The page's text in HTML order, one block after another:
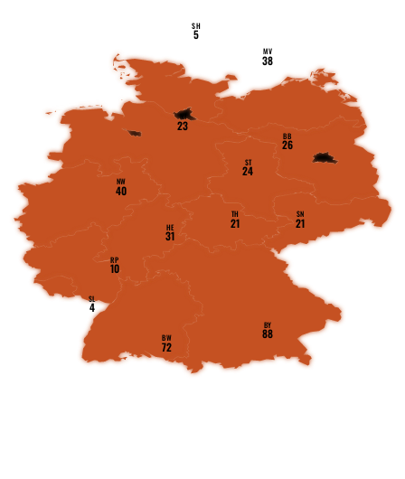
BW
72
BY
88
BB
26
HE
31
MV
38
NI
23
NW
40
RP
10
SL
4
ST
24
SN
21
SH
5
TH
21